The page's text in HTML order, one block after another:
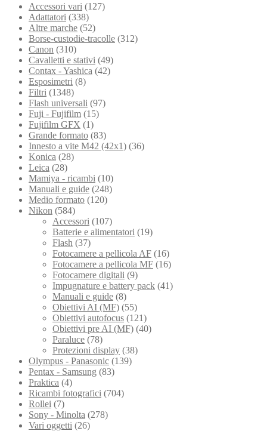
Accessori vari (127)
Adattatori (338)
Altre marche (52)
Borse-custodie-tracolle (312)
Canon (310)
Cavalletti e stativi (49)
Contax - Yashica (42)
Esposimetri (8)
Filtri (1348)
Flash universali (97)
Fuji - Fujifilm (15)
Fujifilm GFX (1)
Grande formato (83)
Innesto a vite M42 (42x1) (36)
Konica (28)
Leica (28)
Mamiya - ricambi (10)
Manuali e guide (248)
Medio formato (120)
Nikon (584)
Accessori (107)
Batterie e alimentatori (19)
Flash (37)
Fotocamere a pellicola AF (16)
Fotocamere a pellicola MF (16)
Fotocamere digitali (9)
Impugnature e battery pack (41)
Manuali e guide (8)
Obiettivi AI (MF) (55)
Obiettivi autofocus (121)
Obiettivi pre AI (MF) (40)
Paraluce (78)
Protezioni display (38)
Olympus - Panasonic (139)
Pentax - Samsung (83)
Praktica (4)
Ricambi fotografici (704)
Rollei (7)
Sony - Minolta (278)
Vari oggetti (26)